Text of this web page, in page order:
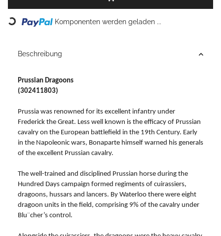
Loading... Komponenten werden geladen ...
Beschreibung
Prussian Dragoons
(302411803)
Prussia was renowned for its excellent infantry under
Frederick the Great. Less well known is the efficacy of Prussian
cavalry on the European battlefield in the 19th Century. Early
in the Napoleonic wars, Bonaparte himself warned his generals
of the excellent Prussian cavalry.
The well-trained and disciplined Prussian horse during the
Hundred Days campaign formed regiments of cuirassiers,
dragoons, hussars and lancers. By Waterloo there were eight
dragoon units in the field, comprising 9% of the cavalry under
Blu¨cher’s control.